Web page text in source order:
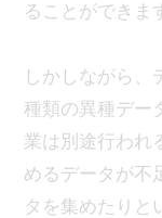
ることができま
しかしながら、
種類の異種デー
業は別途行われ
めるデータが不
タを集めたりと